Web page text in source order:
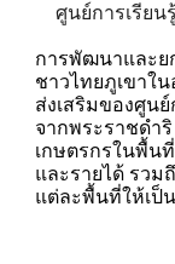
ศูนย์การเรีย
การพัฒนาและย
ชาวไทยภูเขาใ
ส่งเสริมของศูน
จากพระราชดำ
เกษตรกรในพื้น
และรายได้ รว
แต่ละพื้นที่ให้เป็